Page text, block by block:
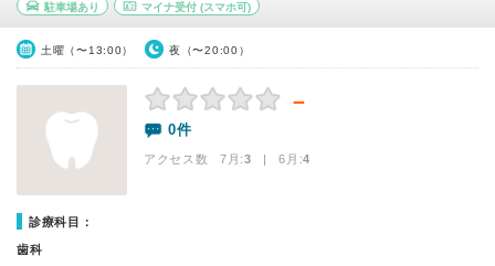
駐車場あり マイナ受付(スマホ可)
土曜（〜13:00） 夜（〜20:00）
－
0件
アクセス数 7月:3 | 6月:4
診療科目：
歯科